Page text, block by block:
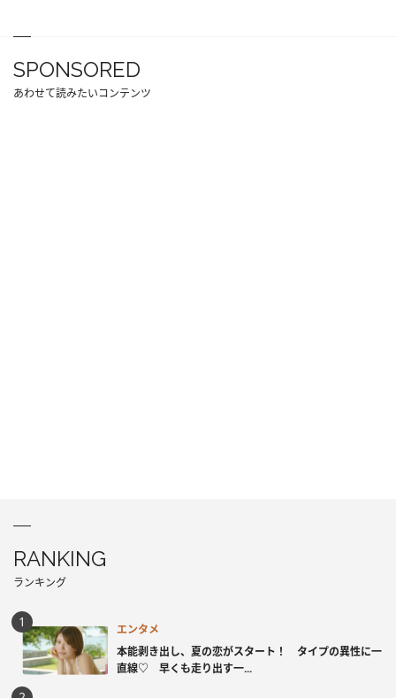
SPONSORED
あわせて読みたいコンテンツ
RANKING
ランキング
エンタメ
本能剥き出し、夏の恋がスタート！ タイプの異性に一
直線♡ 早くも走り出す一...